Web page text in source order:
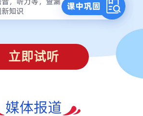
立即试听
媒体报道